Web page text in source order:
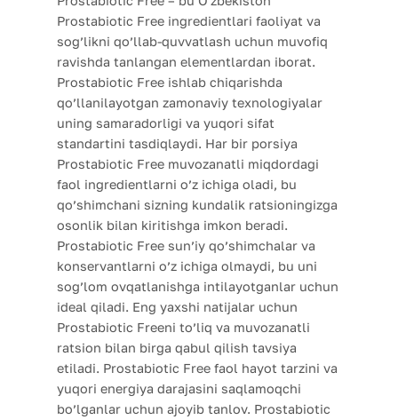
Prostabiotic Free ingredientlari faoliyat va
sog’likni qo’llab-quvvatlash uchun muvofiq
ravishda tanlangan elementlardan iborat.
Prostabiotic Free ishlab chiqarishda
qo’llanilayotgan zamonaviy texnologiyalar
uning samaradorligi va yuqori sifat
standartini tasdiqlaydi. Har bir porsiya
Prostabiotic Free muvozanatli miqdordagi
faol ingredientlarni o’z ichiga oladi, bu
qo’shimchani sizning kundalik ratsioningizga
osonlik bilan kiritishga imkon beradi.
Prostabiotic Free sun’iy qo’shimchalar va
konservantlarni o’z ichiga olmaydi, bu uni
sog’lom ovqatlanishga intilayotganlar uchun
ideal qiladi. Eng yaxshi natijalar uchun
Prostabiotic Freeni to’liq va muvozanatli
ratsion bilan birga qabul qilish tavsiya
etiladi. Prostabiotic Free faol hayot tarzini va
yuqori energiya darajasini saqlamoqchi
bo’lganlar uchun ajoyib tanlov. Prostabiotic